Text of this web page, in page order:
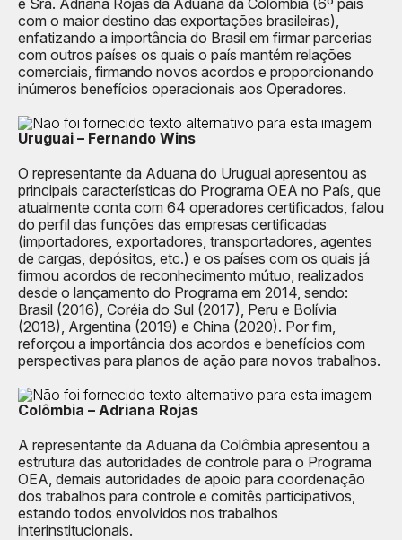
e Sra. Adriana Rojas da Aduana da Colômbia (6º país
com o maior destino das exportações brasileiras),
enfatizando a importância do Brasil em firmar parcerias
com outros países os quais o país mantém relações
comerciais, firmando novos acordos e proporcionando
inúmeros benefícios operacionais aos Operadores.
Uruguai – Fernando Wins
O representante da Aduana do Uruguai apresentou as
principais características do Programa OEA no País, que
atualmente conta com 64 operadores certificados, falou
do perfil das funções das empresas certificadas
(importadores, exportadores, transportadores, agentes
de cargas, depósitos, etc.) e os países com os quais já
firmou acordos de reconhecimento mútuo, realizados
desde o lançamento do Programa em 2014, sendo:
Brasil (2016), Coréia do Sul (2017), Peru e Bolívia
(2018), Argentina (2019) e China (2020). Por fim,
reforçou a importância dos acordos e benefícios com
perspectivas para planos de ação para novos trabalhos.
Colômbia – Adriana Rojas
A representante da Aduana da Colômbia apresentou a
estrutura das autoridades de controle para o Programa
OEA, demais autoridades de apoio para coordenação
dos trabalhos para controle e comitês participativos,
estando todos envolvidos nos trabalhos
interinstitucionais.